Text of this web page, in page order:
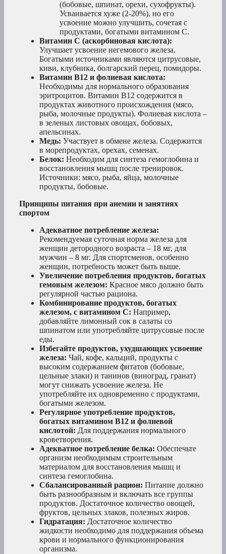
(бобовые, шпинат, орехи, сухофрукты).
Усваивается хуже (2-20%), но его
усвоение можно улучшить, сочетая с
продуктами, богатыми витамином С.
Витамин C (аскорбиновая кислота):
Улучшает усвоение негемового железа.
Богатыми источниками являются цитрусовые,
киви, клубника, болгарский перец, помидоры.
Витамин B12 и фолиевая кислота:
Необходимы для нормального образования
эритроцитов. Витамин B12 содержится в
продуктах животного происхождения (мясо,
рыба, молочные продукты). Фолиевая кислота –
в зеленых листовых овощах, бобовых,
апельсинах.
Медь: Участвует в обмене железа. Содержится
в морепродуктах, орехах, семенах.
Белок: Необходим для синтеза гемоглобина и
восстановления мышц после тренировок.
Источники: мясо, рыба, яйца, молочные
продукты, бобовые.
Принципы питания при анемии и занятиях
спортом
Адекватное потребление железа:
Рекомендуемая суточная норма железа для
женщин детородного возраста – 18 мг, для
мужчин – 8 мг. Для спортсменов, особенно
женщин, потребность может быть выше.
Увеличение потребления продуктов, богатых
гемовым железом: Красное мясо должно быть
регулярной частью рациона.
Комбинирование продуктов, богатых
железом, с витамином C: Например,
добавляйте лимонный сок в салаты со
шпинатом или употребляйте цитрусовые после
еды.
Избегайте продуктов, ухудшающих усвоение
железа: Чай, кофе, кальций, продукты с
высоким содержанием фитатов (бобовые,
цельные злаки) и танинов (виноград, гранат)
могут снижать усвоение железа. Не
употребляйте их одновременно с продуктами,
богатыми железом.
Регулярное употребление продуктов,
богатых витамином B12 и фолиевой
кислотой: Для поддержания нормального
кроветворения.
Адекватное потребление белка: Обеспечьте
организм необходимым строительным
материалом для восстановления мышц и
синтеза гемоглобина.
Сбалансированный рацион: Питание должно
быть разнообразным и включать все группы
продуктов. Достаточное количество овощей,
фруктов, цельных злаков, полезных жиров.
Гидратация: Достаточное количество
жидкости необходимо для поддержания объема
крови и нормального функционирования
организма.